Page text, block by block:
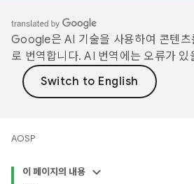
Google은 AI 기술을 사용하여 콘텐츠
로 번역합니다. AI 번역에는 오류가 있
AOSP
이 페이지의 내용